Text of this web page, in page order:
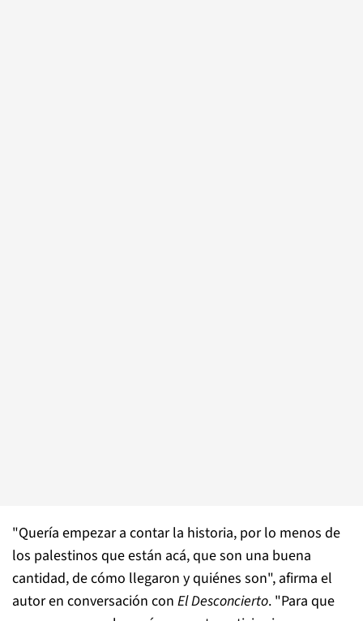
"Quería empezar a contar la historia, por lo menos de
los palestinos que están acá, que son una buena
cantidad, de cómo llegaron y quiénes son", afirma el
autor en conversación con El Desconcierto. "Para que